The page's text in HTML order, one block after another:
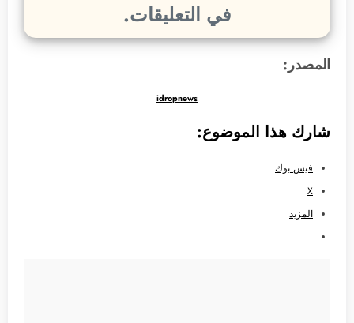
في التعليقات.
المصدر:
idropnews
شارك هذا الموضوع:
فيس بوك
X
المزيد